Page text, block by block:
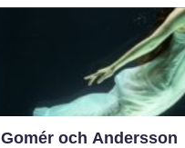
Gomér och Andersson